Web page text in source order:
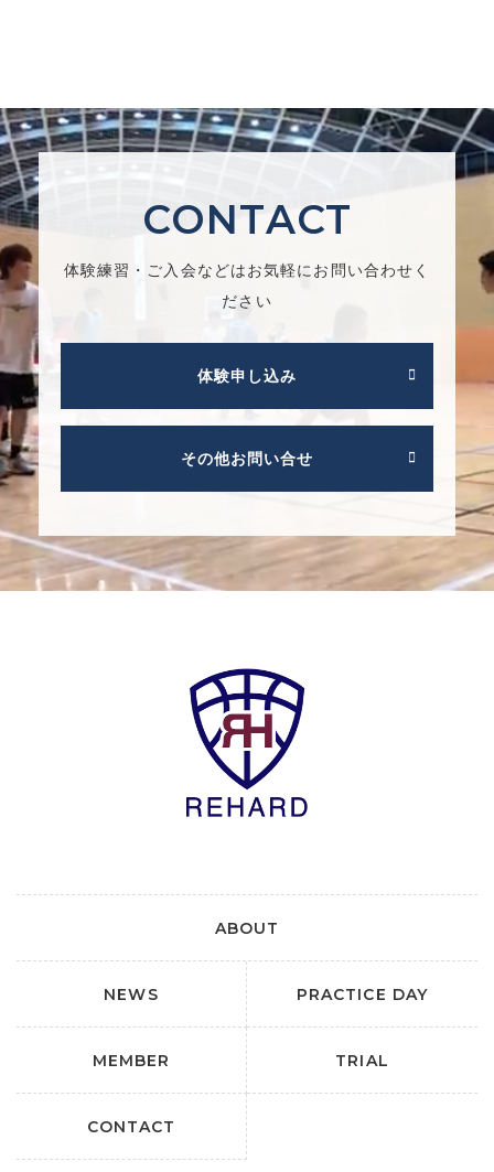
CONTACT
体験練習・ご入会などはお気軽にお問い合わせく
ださい
体験申し込み
その他お問い合せ
ABOUT
NEWS PRACTICE DAY
MEMBER TRIAL
CONTACT